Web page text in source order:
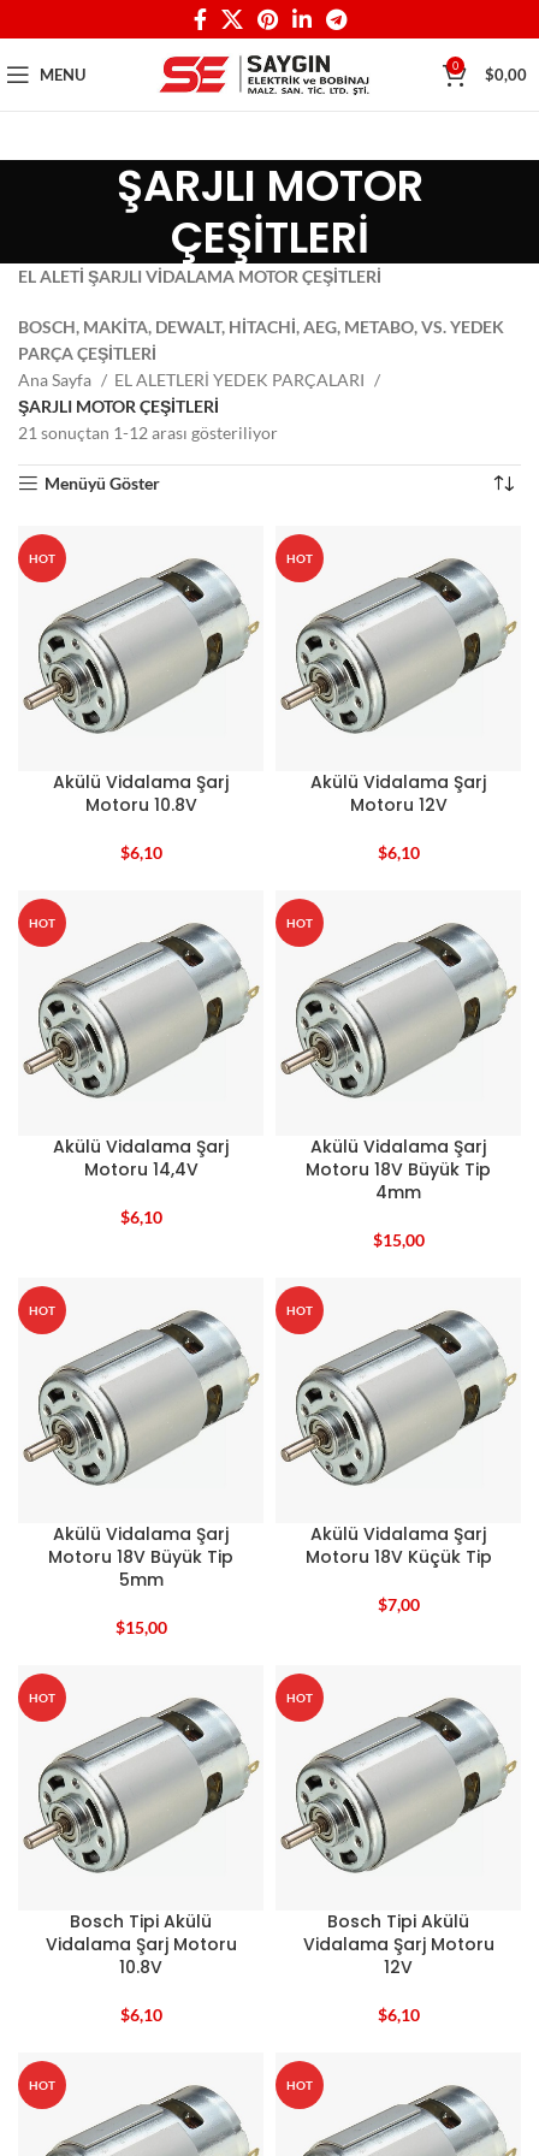
MENU 0 $0,00
ŞARJLI MOTOR
ÇEŞİTLERİ
EL ALETİ ŞARJLI VİDALAMA MOTOR ÇEŞİTLERİ
BOSCH, MAKİTA, DEWALT, HİTACHİ, AEG, METABO, VS. YEDEK
PARÇA ÇEŞİTLERİ
Ana Sayfa
EL ALETLERİ YEDEK PARÇALARI
ŞARJLI MOTOR ÇEŞİTLERİ
21 sonuçtan 1-12 arası gösteriliyor
Menüyü Göster
HOT
Akülü Vidalama Şarj
Motoru 10.8V
$6,10
HOT
Akülü Vidalama Şarj
Motoru 12V
$6,10
HOT
Akülü Vidalama Şarj
Motoru 14,4V
$6,10
HOT
Akülü Vidalama Şarj
Motoru 18V Büyük Tip
4mm
$15,00
HOT
Akülü Vidalama Şarj
Motoru 18V Büyük Tip
5mm
$15,00
HOT
Akülü Vidalama Şarj
Motoru 18V Küçük Tip
$7,00
HOT
Bosch Tipi Akülü
Vidalama Şarj Motoru
10.8V
$6,10
HOT
Bosch Tipi Akülü
Vidalama Şarj Motoru
12V
$6,10
HOT HOT